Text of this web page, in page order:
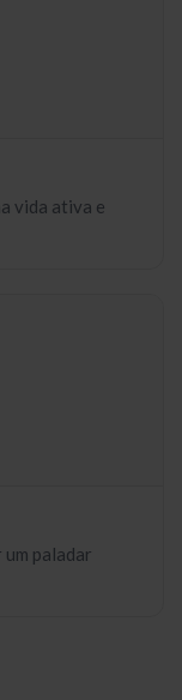
vida ativa e
paladar